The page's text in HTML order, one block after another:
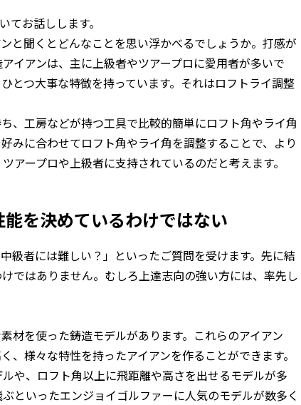
てお話しします。
と聞くとどんなことを思い浮かべるでしょうか。打感が
イアンは、主に上級者やツアープロに愛用者が多いで
とつ大事な特徴を持っています。それはロフトライ調整
、工房などが持つ工具で比較的簡単にロフト角やライ角
みに合わせてロフト角やライ角を調整することで、より
アープロや上級者に支持されているのだと考えます。
を決めているわけではない
級者には難しい？」といったご質問を受けます。先に結
ではありません。むしろ上達志向の強い方には、率先し
材を使った鋳造モデルがあります。これらのアイアン
、様々な特性を持ったアイアンを作ることができます。
や、ロフト角以上に飛距離や高さを出せるモデルが多
といったエンジョイゴルファーに人気のモデルが数多く